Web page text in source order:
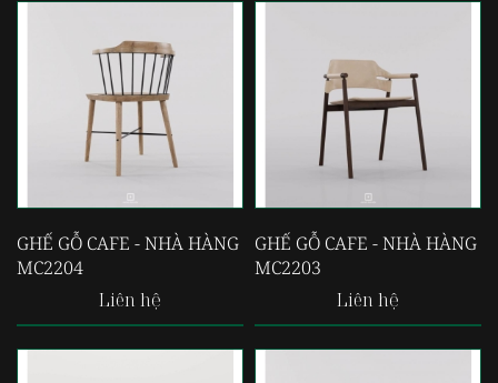
GHẾ GỖ CAFE - NHÀ HÀNG
MC2204
Liên hệ
GHẾ GỖ CAFE - NHÀ HÀNG
MC2203
Liên hệ